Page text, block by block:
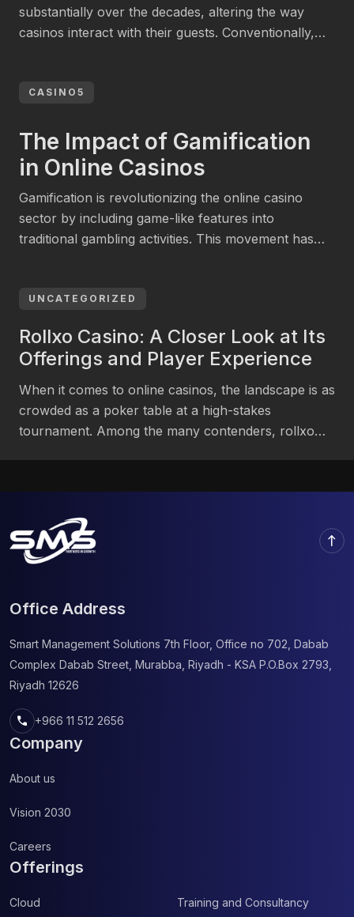
substantially over the decades, altering the way
casinos interact with their guests. Conventionally,
casinos have adopted more sophisticated systems
experiences. According to a 2023 document by the
[…]
CASINO5
The Impact of Gamification
in Online Casinos
Gamification is revolutionizing the online casino
sector by including game-like features into
traditional gambling activities. This movement has
achievements, and rewards systems to boost player
gamified features have led to a 30% increase in user
[…]
UNCATEGORIZED
Rollxo Casino: A Closer Look at Its
Offerings and Player Experience
When it comes to online casinos, the landscape is as
crowded as a poker table at a high-stakes
tournament. Among the many contenders, rollxo
features that might just appeal to a certain breed of
player. Let’s unpack what’s really […]
north
Office Address
Smart Management Solutions 7th Floor, Office no 702, Dabab
Complex Dabab Street, Murabba, Riyadh - KSA P.O.Box 2793,
Riyadh 12626
call +966 11 512 2656
Company
About us
Vision 2030
Careers
Offerings
Cloud Training and Consultancy